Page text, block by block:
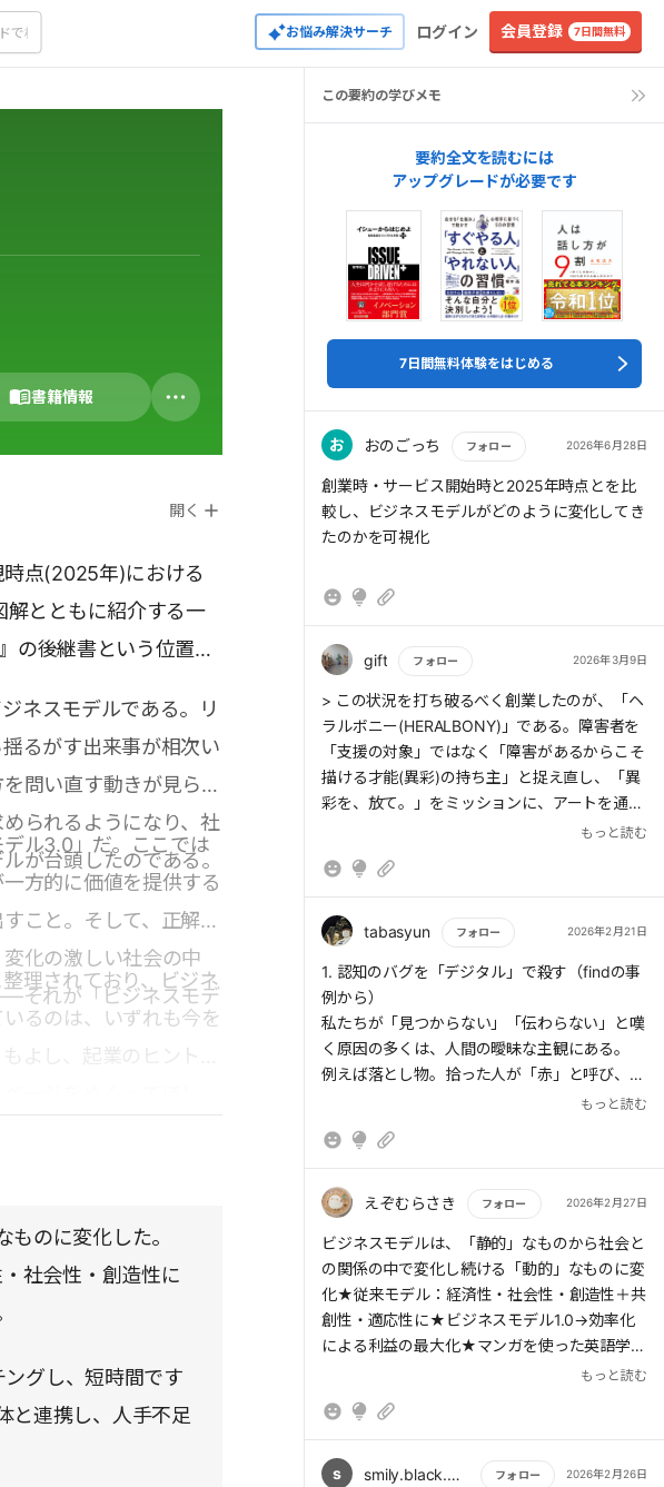
お悩み解決サーチ ログイン 会員登録 7日間無料
書籍情報
開く
点(2025年)における
解とともに紹介する一
の後継書という位置づ
ネスモデルである。リ
るがす出来事が相次い
問い直す動きが見られ
られるようになり、社
が台頭したのである。
ル3.0」だ。ここでは
方的に価値を提供する
こと。そして、正解を
化の激しい社会の中
それが「ビジネスモデ
理されており、ビジネ
るのは、いずれも今を
よし、起業のヒントを
のに変化した。
社会性・創造性に
グし、短時間です
と連携し、人手不足
この要約の学びメモ
要約全文を読むには
アップグレードが必要です
7日間無料体験をはじめる
お おのごっち フォロー 2026年6月28日
もっと読む
創業時・サービス開始時と2025年時点とを比
較し、ビジネスモデルがどのように変化してき
たのかを可視化
gift フォロー 2026年3月9日
もっと読む
> この状況を打ち破るべく創業したのが、「ヘ
ラルボニー(HERALBONY)」である。障害者を
「支援の対象」ではなく「障害があるからこそ
描ける才能(異彩)の持ち主」と捉え直し、「異
彩を、放て。」をミッションに、アートを通じ
た障害イメージの変容に取り組んでいる。もっと読む
tabasyun フォロー 2026年2月21日
もっと読む
1. 認知のバグを「デジタル」で殺す（findの事
例から）
私たちが「見つからない」「伝わらない」と嘆
く原因の多くは、人間の曖昧な主観にある。
例えば落とし物。拾った人が「赤」と呼び、落
とした人が「えんじ色」と呼ぶ。この「言葉
しまう認知のバグだ。
AI管理サービス「find」は、色を数値（デー
訓】 物事を確定させるのに感情や主観はいら
ない。成功者の思考とは、徹底して物事をデジ
タルな「共通言語」に置き換え、ミスマッチを
最小限にすることだ。
2. 「支援」という名の優越感を実利で上書きす
る（ヘラルボニーの事例から）
**「シャーデンフロイデ」**という本能があ
る。「かわいそうな人を助ける」という福祉の
もっと読む
えぞむらさき フォロー 2026年2月27日
もっと読む
ビジネスモデルは、「静的」なものから社会と
の関係の中で変化し続ける「動的」なものに変
化★従来モデル：経済性・社会性・創造性＋共
創性・適応性に★ビジネスモデル1.0→効率化
による利益の最大化★マンガを使った英語学習
アプリの「Langaku(ランガク)」→多読学習を
欲しい時間」の即時マッチングで人手不足を解
存制度の範囲の中で新しい就労スタイルを築い
もっと読む
s smily.black.pig フォロー 2026年2月26日